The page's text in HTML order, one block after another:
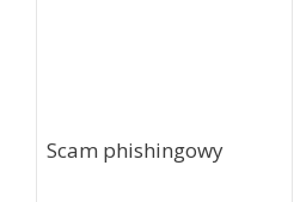
Scam phishingowy